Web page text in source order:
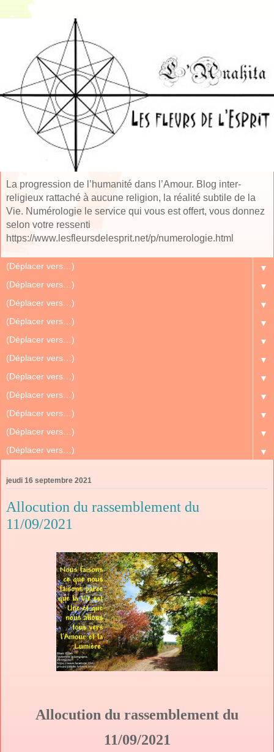
La progression de l’humanité dans l’Amour. Blog inter-
religieux rattaché à aucune religion, la réalité subtile de la
Vie. Numérologie le service qui vous est offert, vous donnez
selon votre ressenti
https://www.lesfleursdelesprit.net/p/numerologie.html
▼
▼
▼
▼
▼
▼
▼
▼
▼
▼
▼
jeudi 16 septembre 2021
Allocution du rassemblement du
11/09/2021
Allocution du rassemblement du
11/09/2021